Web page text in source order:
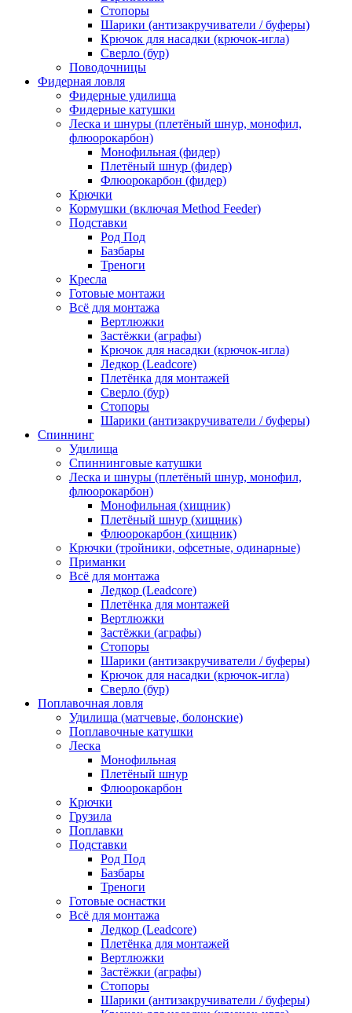
Стопоры
Шарики (антизакручиватели / буферы)
Крючок для насадки (крючок-игла)
Сверло (бур)
Поводочницы
Фидерная ловля
Фидерные удилища
Фидерные катушки
Леска и шнуры (плетёный шнур, монофил,
флюорокарбон)
Монофильная (фидер)
Плетёный шнур (фидер)
Флюорокарбон (фидер)
Крючки
Кормушки (включая Method Feeder)
Подставки
Род Под
Базбары
Треноги
Кресла
Готовые монтажи
Всё для монтажа
Вертлюжки
Застёжки (аграфы)
Крючок для насадки (крючок-игла)
Ледкор (Leadcore)
Плетёнка для монтажей
Сверло (бур)
Стопоры
Шарики (антизакручиватели / буферы)
Спиннинг
Удилища
Спиннинговые катушки
Леска и шнуры (плетёный шнур, монофил,
флюорокарбон)
Монофильная (хищник)
Плетёный шнур (хищник)
Флюорокарбон (хищник)
Крючки (тройники, офсетные, одинарные)
Приманки
Всё для монтажа
Ледкор (Leadcore)
Плетёнка для монтажей
Вертлюжки
Застёжки (аграфы)
Стопоры
Шарики (антизакручиватели / буферы)
Крючок для насадки (крючок-игла)
Сверло (бур)
Поплавочная ловля
Удилища (матчевые, болонские)
Поплавочные катушки
Леска
Монофильная
Плетёный шнур
Флюорокарбон
Крючки
Грузила
Поплавки
Подставки
Род Под
Базбары
Треноги
Готовые оснастки
Всё для монтажа
Ледкор (Leadcore)
Плетёнка для монтажей
Вертлюжки
Застёжки (аграфы)
Стопоры
Шарики (антизакручиватели / буферы)